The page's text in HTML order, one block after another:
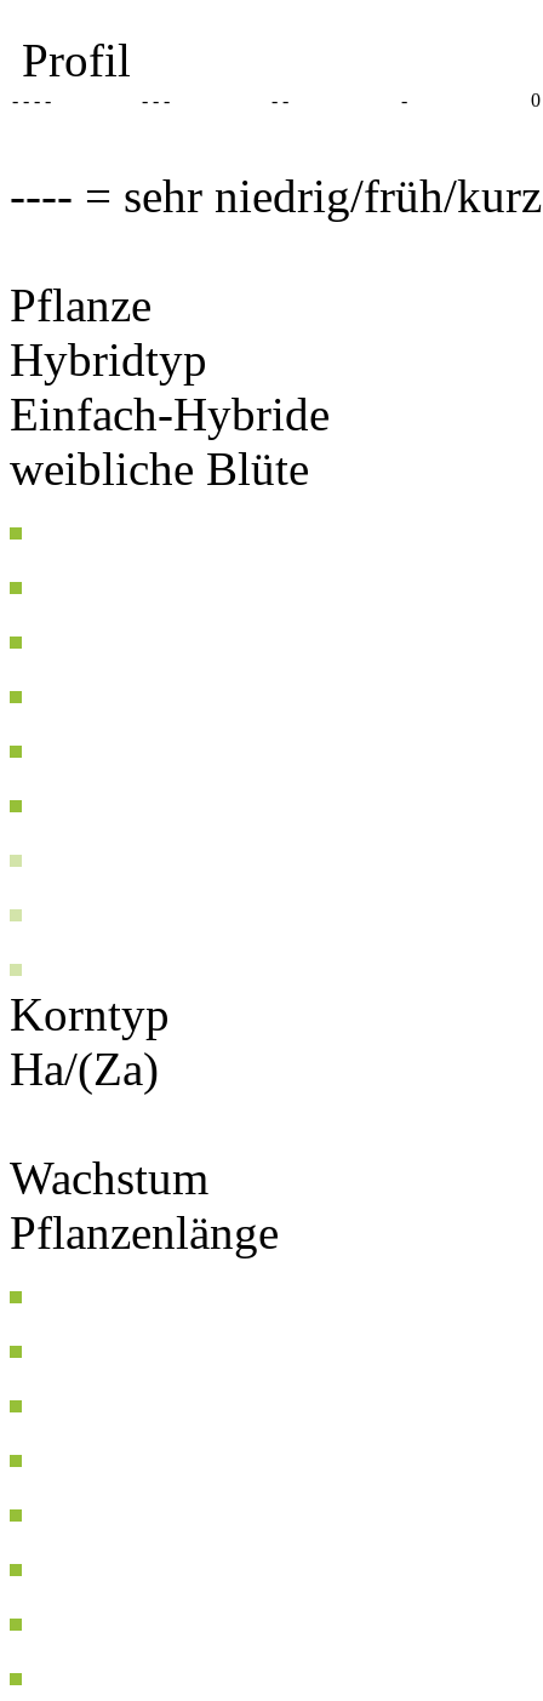
Profil
- - - - - - - - - - 0
---- = sehr niedrig/früh/
Pflanze
Hybridtyp
Einfach-Hybride
weibliche Blüte
Korntyp
Ha/(Za)
Wachstum
Pflanzenlänge